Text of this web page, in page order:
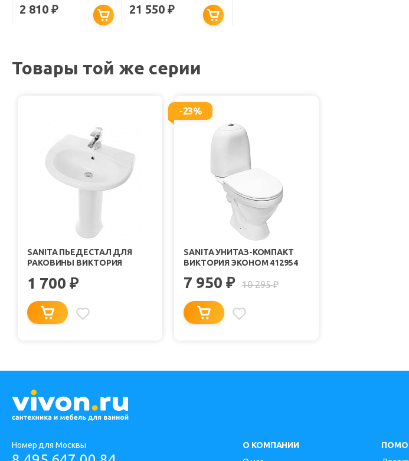
2 810₽ 21 550₽
Товары той же серии
SANITA ПЬЕДЕСТАЛ ДЛЯ
РАКОВИНЫ ВИКТОРИЯ
1 700 ₽
-23%
SANITA УНИТАЗ-КОМПАКТ
ВИКТОРИЯ ЭКОНОМ 412954
7 950 ₽ 10 295₽
Номер для Москвы
О КОМПАНИИ